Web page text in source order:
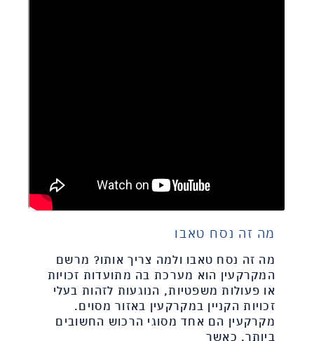
מה זה נסח טאבו
מה זה נסח טאבו ולמה צריך אותו? מרשם
המקרקעין הוא מערכת בה מתועדות זכויות
או פעולות משפטיות, הנוגעות לזהות בעלי
זכויות הקניין במקרקעין באזור מסוים.
מקרקעין הם אחד מסוגי הרכוש החשובים
ביותר, כאשר